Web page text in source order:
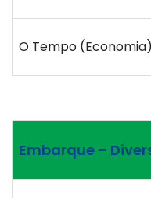
O Tempo
Embarque –